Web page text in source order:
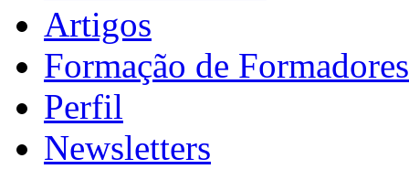
Artigos
Formação de Formadores
Perfil
Newsletters